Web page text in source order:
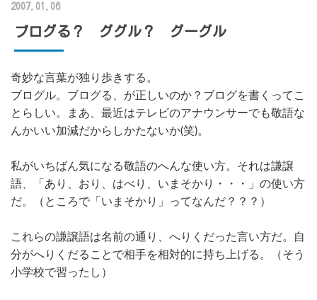
2007.01.06
ブログる？ ググル？ グーグル
奇妙な言葉が独り歩きする。
ブログル。ブログる、が正しいのか？ブログを書くってこ
とらしい。まあ、最近はテレビのアナウンサーでも敬語な
んかいい加減だからしかたないか(笑)。
私がいちばん気になる敬語のへんな使い方。それは謙譲
語、「あり、おり、はべり、いまそかり・・・」の使い方
だ。（ところで「いまそかり」ってなんだ？？？）
これらの謙譲語は名前の通り、へりくだった言い方だ。自
分がへりくだることで相手を相対的に持ち上げる。（そう
小学校で習ったし）